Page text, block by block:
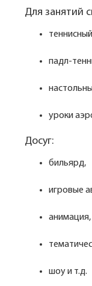
Для занятий
падл-
уроки
Досуг:
бильярд,
игровые
анимация,
шоу и т.д.